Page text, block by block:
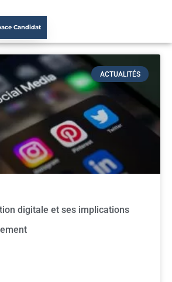
Candidat
ACTUALITÉS
digitale et ses implications